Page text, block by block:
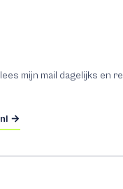
mijn mail dagelijks en
→